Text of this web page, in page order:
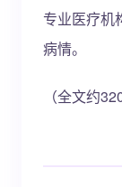
专业医疗机
病情。
（全文约